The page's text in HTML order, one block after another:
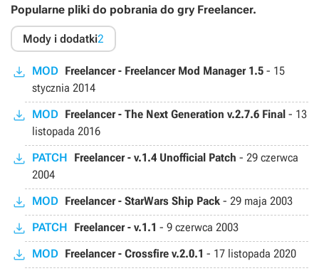
Popularne pliki do pobrania do gry Freelancer.
Mody i dodatki2
MOD Freelancer - Freelancer Mod Manager 1.5 - 15
stycznia 2014
MOD Freelancer - The Next Generation v.2.7.6 Final - 13
listopada 2016
PATCH Freelancer - v.1.4 Unofficial Patch - 29 czerwca
2004
MOD Freelancer - StarWars Ship Pack - 29 maja 2003
PATCH Freelancer - v.1.1 - 9 czerwca 2003
MOD Freelancer - Crossfire v.2.0.1 - 17 listopada 2020